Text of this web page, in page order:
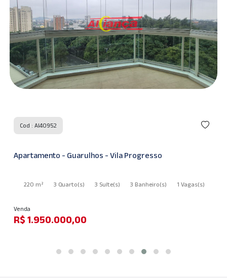
- Vila Progresso
(s) 3 Banheiro(s) 1 Vagas(s)
Apartamento - Guarulhos
83 m² 3 Quarto(s)